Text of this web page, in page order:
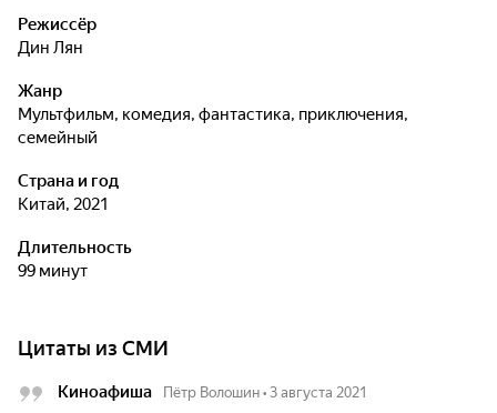
Режиссёр
Дин Лян
Жанр
мультфильм, комедия, фантастика, приключения,
семейный
Страна и год
Китай, 2021
Длительность
99 минут
Цитаты из СМИ
Киноафиша Пётр Волошин • 3 августа 2021